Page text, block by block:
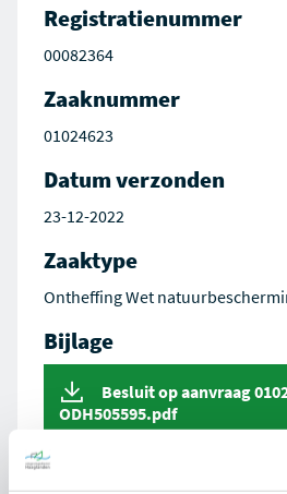
Registratienummer
00082364
Zaaknummer
01024623
Datum verzonden
23-12-2022
Zaaktype
Ontheffing Wet
Bijlage
Besluit op aanvraag
ODH505595.pdf